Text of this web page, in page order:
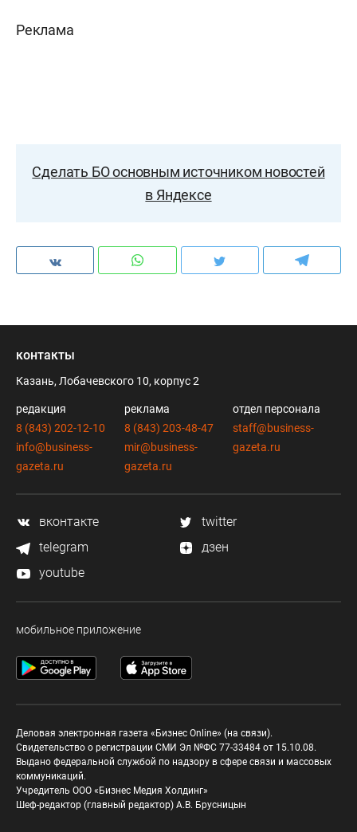
Реклама
Сделать БО основным источником новостей
в Яндексе
контакты
Казань, Лобачевского 10, корпус 2
редакция
8 (843) 202-12-10
info@business-
gazeta.ru
реклама
8 (843) 203-48-47
mir@business-
gazeta.ru
отдел персонала
staff@business-
gazeta.ru
вконтакте
twitter
telegram
дзен
youtube
мобильное приложение
Деловая электронная газета «Бизнес Online» (на связи).
Свидетельство о регистрации СМИ Эл №ФС 77-33484 от 15.10.08.
Выдано федеральной службой по надзору в сфере связи и массовых
коммуникаций.
Учредитель ООО «Бизнес Медия Холдинг»
Шеф-редактор (главный редактор) А.В. Брусницын